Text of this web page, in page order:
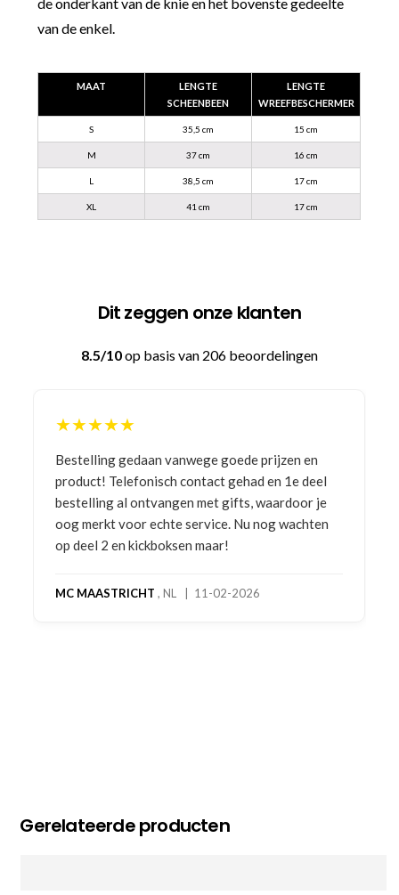
van de enkel.
MAAT
LENGTE
SCHEENBEEN
LENGTE
WREEFBESCHERMER
S 35,5 cm 15 cm
M 37 cm 16 cm
L 38,5 cm 17 cm
XL 41 cm 17 cm
Dit zeggen onze klanten
8.5/10op basis van 206 beoordelingen
★★★★★
Bestelling gedaan vanwege goede prijzen en
product! Telefonisch contact gehad en 1e deel
bestelling al ontvangen met gifts, waardoor je
oog merkt voor echte service. Nu nog wachten
op deel 2 en kickboksen maar!
MC MAASTRICHT , NL | 11-02-2026
Gerelateerde producten